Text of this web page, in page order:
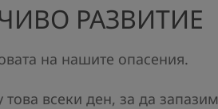
РАЗВИТИЕ
на нашите опасения.
това всеки ден, за да запазим